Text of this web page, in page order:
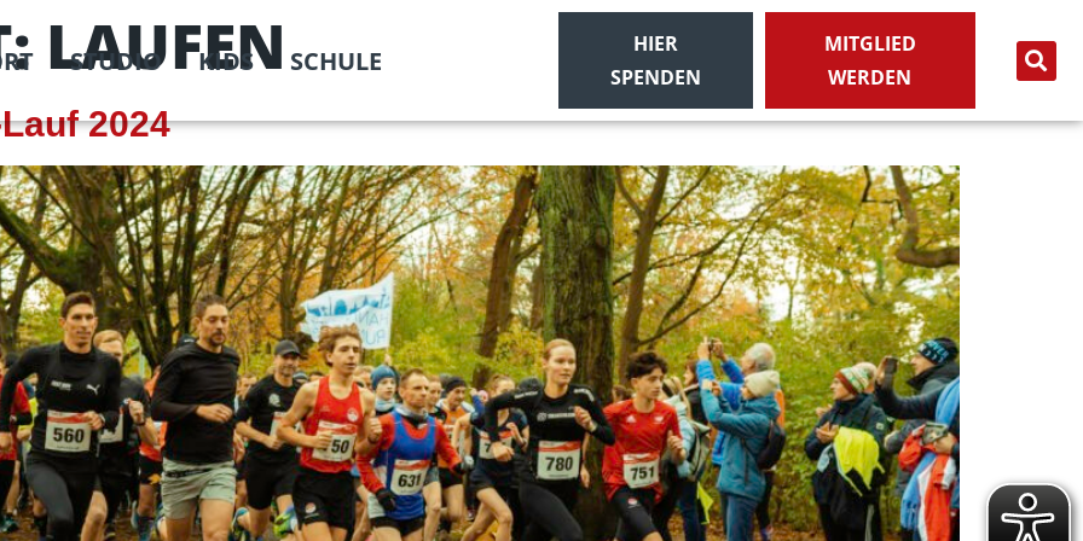
STUDIO KIDS SCHULE
HIER
SPENDEN
MITGLIED
WERDEN
LAUFEN
2024